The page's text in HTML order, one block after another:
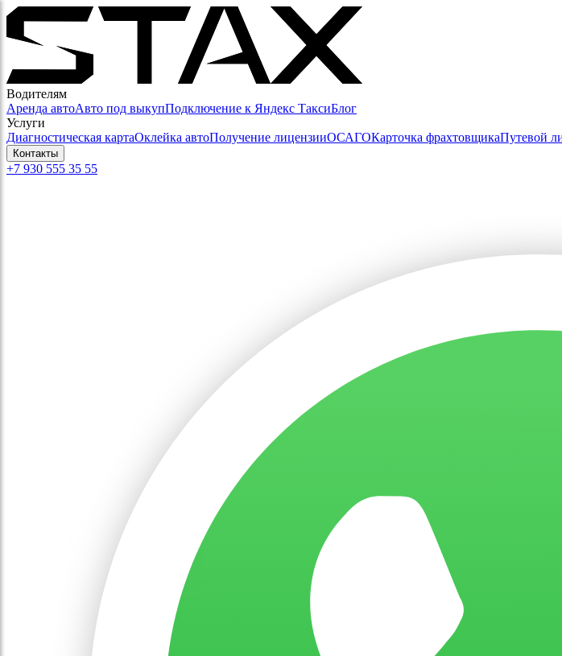
Водителям
Аренда автоАвто под выкупПодключение к Яндекс ТаксиБлог
Услуги
Диагностическая картаОклейка автоПолучение лицензииОСАГОКарточка фрахтовщикаПутевой
Контакты
+7 930 555 35 55